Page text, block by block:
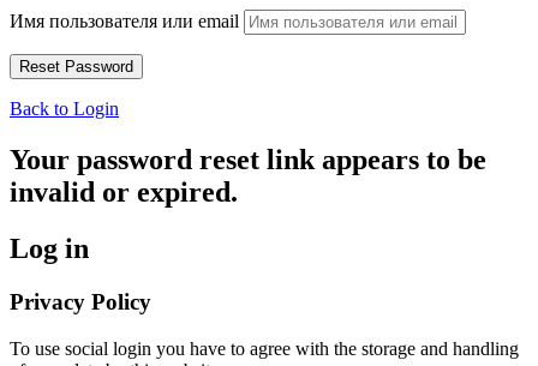
Имя пользователя или email
Back to Login
Your password reset link appears to be
invalid or expired.
Log in
Privacy Policy
To use social login you have to agree with the storage and handling